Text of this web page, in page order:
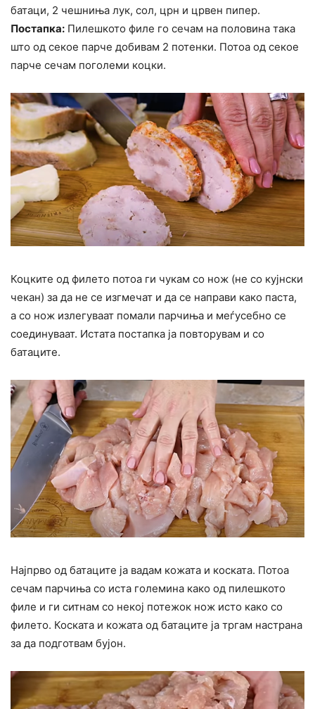
батаци, 2 чешниња лук, сол, црн и црвен пипер.
Постапка: Пилешкото филе го сечам на половина така
што од секое парче добивам 2 потенки. Потоа од секое
парче сечам поголеми коцки.
Коцките од филето потоа ги чукам со нож (не со кујнски
чекан) за да не се изгмечат и да се направи како паста,
а со нож излегуваат помали парчиња и меѓусебно се
соединуваат. Истата постапка ја повторувам и со
батаците.
Најпрво од батаците ја вадам кожата и коската. Потоа
сечам парчиња со иста големина како од пилешкото
филе и ги ситнам со некој потежок нож исто како со
филето. Коската и кожата од батаците ја тргам настрана
за да подготвам бујон.